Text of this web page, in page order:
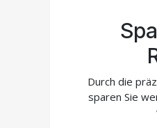
Durch die
sparen Sie